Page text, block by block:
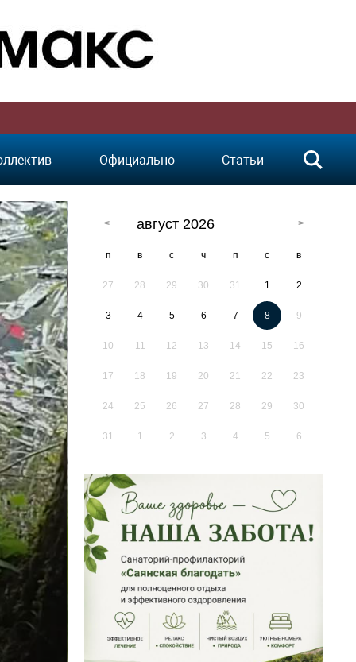
Официально Статьи
август 2026
п в с ч п с в
27 28 29 30 31 1 2
3 4 5 6 7 8 9
10 11 12 13 14 15 16
17 18 19 20 21 22 23
24 25 26 27 28 29 30
31 1 2 3 4 5 6